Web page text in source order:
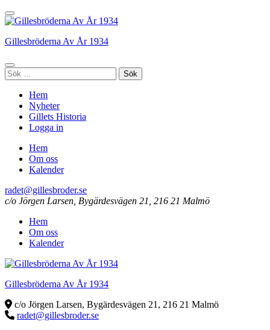
Hoppa
till
(tryck
Gillesbröderna Av År 1934
Sök
efter:
Hem
Nyheter
Gillets Historia
Logga in
Hem
Om oss
Kalender
radet@gillesbroder.se
c/o Jörgen Larsen, Bygärdesvägen 21, 216 21 Malmö
Hem
Om oss
Kalender
Gillesbröderna Av År 1934
c/o Jörgen Larsen, Bygärdesvägen 21, 216 21 Malmö
radet@gillesbroder.se